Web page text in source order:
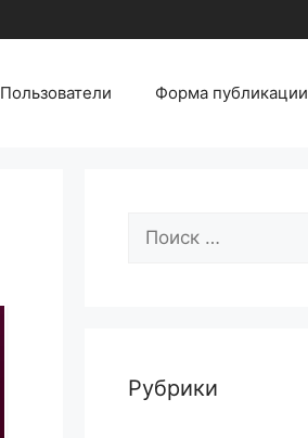
Пользователи Форма публикации
Поиск:
Рубрики